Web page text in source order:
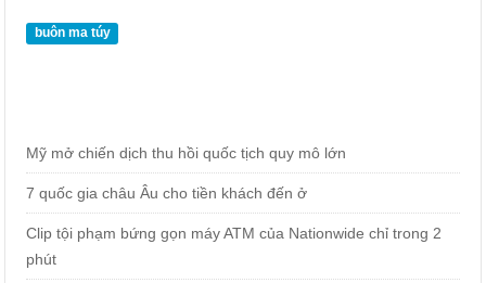
buôn ma túy
Mỹ mở chiến dịch thu hồi quốc tịch quy mô lớn
7 quốc gia châu Âu cho tiền khách đến ở
Clip tội phạm bứng gọn máy ATM của Nationwide chỉ trong 2
phút